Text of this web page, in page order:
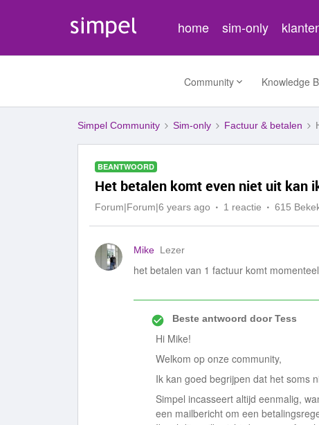
home sim-only
Community Knowledge
Simpel Community Sim-only Factuur & betalen
BEANTWOORD
Het betalen komt even niet uit kan
Forum|Forum|6 years ago 1 reactie 615
Mike Lezer
het betalen van 1 factuur komt
Beste antwoord doorTess
Hi Mike!
Welkom op onze community,
Ik kan goed begrijpen dat het soms
Simpel incasseert altijd eenmalig,
een mailbericht om een